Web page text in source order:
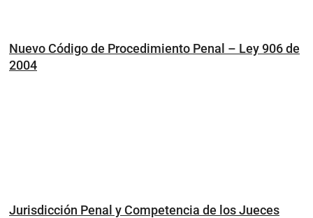
Nuevo Código de Procedimiento Penal – Ley 906 de
2004
Jurisdicción Penal y Competencia de los Jueces